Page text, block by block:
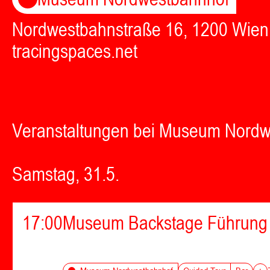
Nordwestbahnstraße 16, 1200 Wien
tracingspaces.net
Veranstaltungen bei Museum
Samstag, 31.5.
17:00Museum Backstage Führung